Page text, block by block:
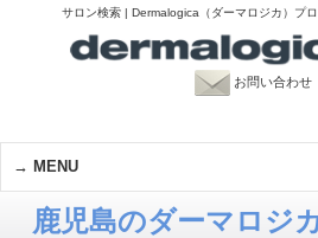
サロン検索 | Dermalogica（ダーマロジカ）プ
お問い合わ
MENU
鹿児島のダーマロジ